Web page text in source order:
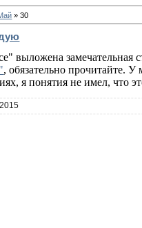
» 30
выложена замечательная
", обязательно прочитайте.
я понятия не имел, что